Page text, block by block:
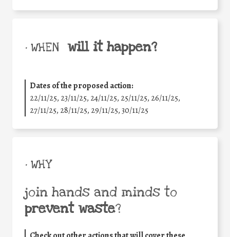
• WHEN will it happen?
Dates of the proposed action:
22/11/25, 23/11/25, 24/11/25, 25/11/25, 26/11/25,
27/11/25, 28/11/25, 29/11/25,30/11/25
• WHY
join hands and minds to
prevent waste?